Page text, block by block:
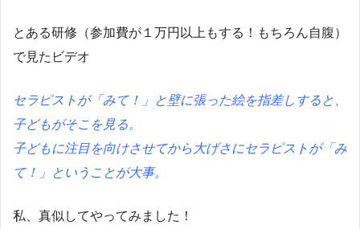
とある研修（参加費が１万円以上もする！もちろん自腹）
で見たビデオ
セラピストが「みて！」と壁に張った絵を指差しすると、
子どもがそこを見る。
子どもに注目を向けさせてから大げさにセラピストが「み
て！」ということが大事。
私、真似してやってみました！